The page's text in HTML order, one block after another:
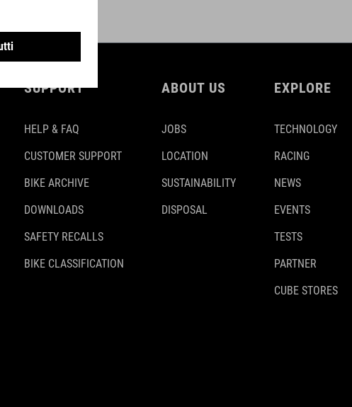
SUPPORT
HELP & FAQ
CUSTOMER SUPPORT
BIKE ARCHIVE
DOWNLOADS
SAFETY RECALLS
BIKE CLASSIFICATION
ABOUT US
JOBS
LOCATION
SUSTAINABILITY
DISPOSAL
EXPLORE
TECHNOLOGY
RACING
NEWS
EVENTS
TESTS
PARTNER
CUBE STORES